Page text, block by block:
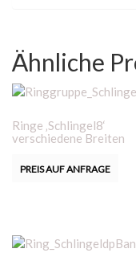
Ähnliche
Ringe ‚Schlingel8‘
verschiedene Breiten
PREIS AUF ANFRAGE